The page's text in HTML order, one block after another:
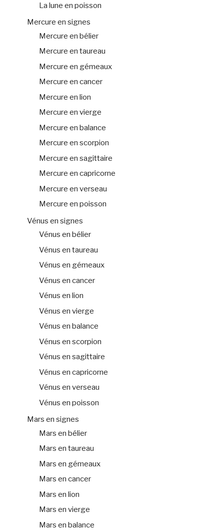
La lune en poisson
Mercure en signes
Mercure en bélier
Mercure en taureau
Mercure en gémeaux
Mercure en cancer
Mercure en lion
Mercure en vierge
Mercure en balance
Mercure en scorpion
Mercure en sagittaire
Mercure en capricorne
Mercure en verseau
Mercure en poisson
Vénus en signes
Vénus en bélier
Vénus en taureau
Vénus en gémeaux
Vénus en cancer
Vénus en lion
Vénus en vierge
Vénus en balance
Vénus en scorpion
Vénus en sagittaire
Vénus en capricorne
Vénus en verseau
Vénus en poisson
Mars en signes
Mars en bélier
Mars en taureau
Mars en gémeaux
Mars en cancer
Mars en lion
Mars en vierge
Mars en balance